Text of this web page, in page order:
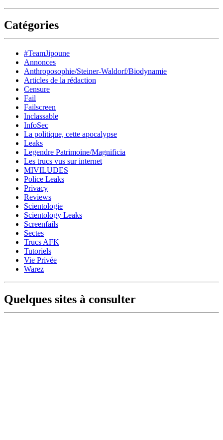
Catégories
#TeamJipoune
Annonces
Anthroposophie/Steiner-Waldorf/Biodynamie
Articles de la rédaction
Censure
Fail
Failscreen
Inclassable
InfoSec
La politique, cette apocalypse
Leaks
Legendre Patrimoine/Magnificia
Les trucs vus sur internet
MIVILUDES
Police Leaks
Privacy
Reviews
Scientologie
Scientology Leaks
Screenfails
Sectes
Trucs AFK
Tutoriels
Vie Privée
Warez
Quelques sites à consulter